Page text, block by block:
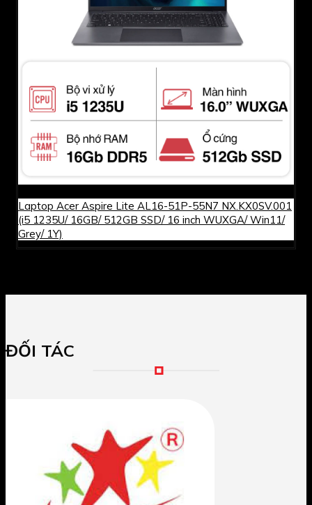
Laptop Acer Aspire Lite AL16-51P-55N7 NX.KX0SV.001
(i5 1235U/ 16GB/ 512GB SSD/ 16 inch WUXGA/ Win11/
Grey/ 1Y)
ĐỐI TÁC